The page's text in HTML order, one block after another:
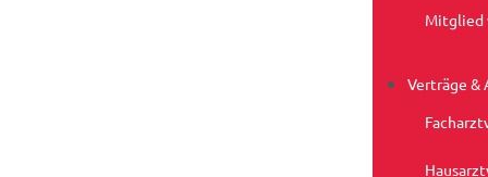
Mitglied
Verträge &